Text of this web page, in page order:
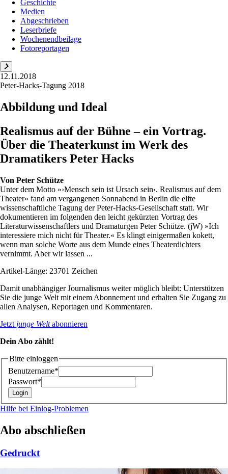
Geschichte
Medien
Abgeschrieben
Leserbriefe
Wochenendbeilage
Fotoreportagen
12.11.2018
Peter-Hacks-Tagung 2018
Abbildung und Ideal
Realismus auf der Bühne – ein Vortrag.
Über die Theaterkunst im Werk des
Dramatikers Peter Hacks
Von Peter Schütze
Unter dem Motto »›Mensch sein ist Ursach sein‹. Realismus auf dem
Theater« fand am vergangenen Sonnabend in Berlin die elfte
wissenschaftliche Tagung der Peter-Hacks-Gesellschaft statt. Wir
dokumentieren im folgenden den leicht gekürzten Vortrag des
Literaturwissenschaftlers und Dramaturgen Peter Schütze. (jW) »Ich
interessiere mich nicht für Theater.« Es klingt einigermaßen kokett,
wenn man solche Worte aus dem Munde eines Theaterdichters
vernimmt. Aber wir lassen ...
Artikel-Länge: 23701 Zeichen
Damit unabhängiger Journalismus weiter möglich bleibt: Unterstützen
Sie die junge Welt mit einem Abonnement und erhalten Sie Zugang zu
allen Analysen, Reportagen und Kommentaren.
Jetzt junge Weltabonnieren
Dein Abo zählt!
Bitte einloggen
Benutzername*
Passwort*
Hilfe bei Einlog-Problemen
Abo abschließen
Gedruckt